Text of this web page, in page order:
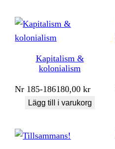
Kapitalism &
kolonialism
Nr 185-186180,00kr
Lägg till i varukorg